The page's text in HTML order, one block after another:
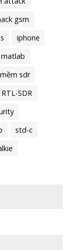
gsm
iphone
matlab
sdr
RTL-SDR
std-c